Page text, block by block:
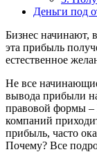
Деньги под
Бизнес начинают,
эта прибыль
естественное
Не все
вывода прибыли
правовой формы
компаний
прибыль, часто
Почему? Все